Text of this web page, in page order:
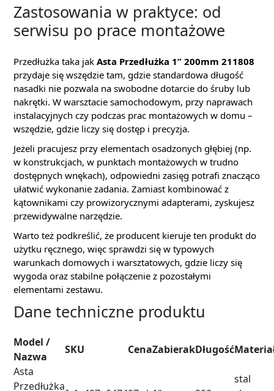
Zastosowania w praktyce: od
serwisu po prace montażowe
Przedłużka taka jak Asta Przedłużka 1” 200mm 211808
przydaje się wszędzie tam, gdzie standardowa długość
nasadki nie pozwala na swobodne dotarcie do śruby lub
nakrętki. W warsztacie samochodowym, przy naprawach
instalacyjnych czy podczas prac montażowych w domu –
wszędzie, gdzie liczy się dostęp i precyzja.
Jeżeli pracujesz przy elementach osadzonych głębiej (np.
w konstrukcjach, w punktach montażowych w trudno
dostępnych wnękach), odpowiedni zasięg potrafi znacząco
ułatwić wykonanie zadania. Zamiast kombinować z
kątownikami czy prowizorycznymi adapterami, zyskujesz
przewidywalne narzędzie.
Warto też podkreślić, że producent kieruje ten produkt do
użytku ręcznego, więc sprawdzi się w typowych
warunkach domowych i warsztatowych, gdzie liczy się
wygoda oraz stabilne połączenie z pozostałymi
elementami zestawu.
Dane techniczne produktu
Model /
Nazwa
SKU CenaZabierakDługość
Asta
Przedłużka
stal